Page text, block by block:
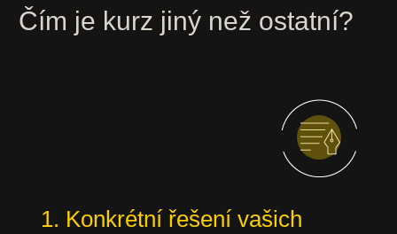
Čím je kurz jiný než ostatní?
1. Konkrétní řešení vašich